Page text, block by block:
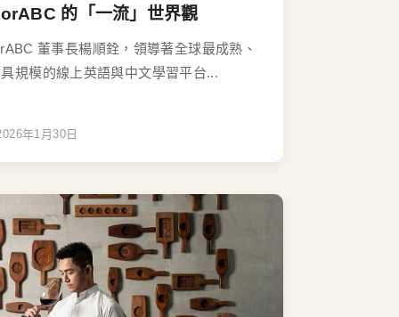
的「一流」世界觀
董事長楊順銓，領導著全球最成熟、
規模的線上英語與中文學習平台...
年1月30日